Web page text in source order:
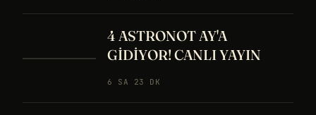
4 ASTRONOT AY'A
GİDİYOR! CANLI YAYIN
6 SA 23 DK